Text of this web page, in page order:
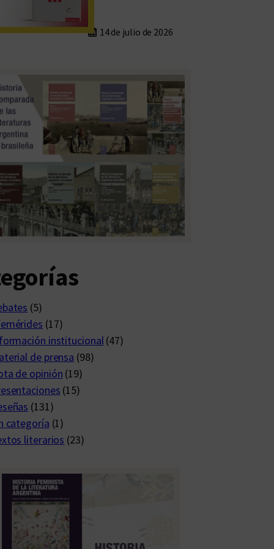
14 de julio de 2026
(5)
(17)
institucional(47)
de prensa (98)
de opinión (19)
(15)
(131)
categoría (1)
literarios (23)